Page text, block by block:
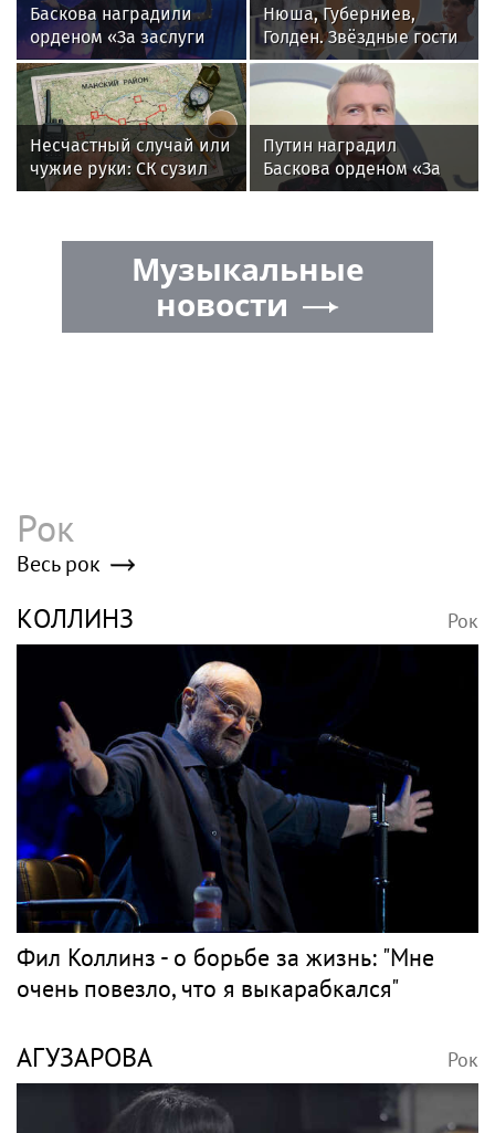
Оззи Осборн в новостях
«Ты повсюду вокруг меня»: Дочь Оззи
годовщину смерти
Келли Осборн опубликовала
Баскова наградили
орденом «За заслуги
перед отечеством»
IV степени
Голден. Звёздные гости
«Дня физкультурника»
в Москве
Несчастный случай или
чужие руки: СК сузил
загадку Усольцевых до
двух версий
Путин наградил
Баскова орденом «За
заслуги перед
Отечеством» IV степени
Музыкальные
новости